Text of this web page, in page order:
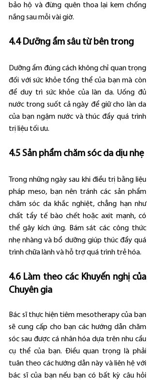
bảo hộ và đừng quên thoa lại kem chống
nắng sau mỗi vài giờ.
4.4 Dưỡng ẩm sâu từ bên trong
Dưỡng ẩm đúng cách không chỉ quan trọng
đối với sức khỏe tổng thể của bạn mà còn
để duy trì sức khỏe của làn da. Uống đủ
nước trong suốt cả ngày để giữ cho làn da
của bạn ngậm nước và thúc đẩy quá trình
trị liệu tối ưu.
4.5 Sản phẩm chăm sóc da dịu nhẹ
Trong những ngày sau khi điều trị bằng liệu
pháp meso, bạn nên tránh các sản phẩm
chăm sóc da khắc nghiệt, chẳng hạn như
chất tẩy tế bào chết hoặc axit mạnh, có
thể gây kích ứng. Bám sát các công thức
nhẹ nhàng và bổ dưỡng giúp thúc đẩy quá
trình chữa lành và hỗ trợ quá trình trẻ hóa.
4.6 Làm theo các Khuyến nghị của
Chuyên gia
Bác sĩ thực hiện tiêm mesotherapy của bạn
sẽ cung cấp cho bạn các hướng dẫn chăm
sóc sau được cá nhân hóa dựa trên nhu cầu
cụ thể của bạn. Điều quan trọng là phải
tuân theo các hướng dẫn này và liên hệ với
bác sĩ của bạn nếu bạn có bất kỳ câu hỏi